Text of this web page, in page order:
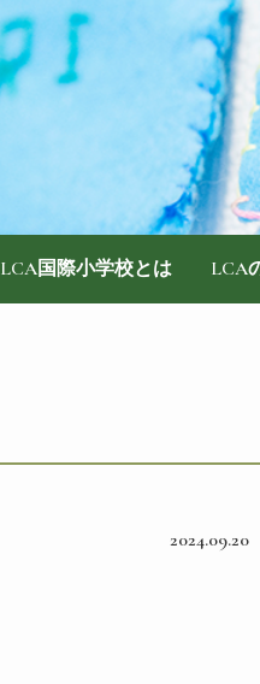
LCA国際小学校とは LCA
2024.09.20